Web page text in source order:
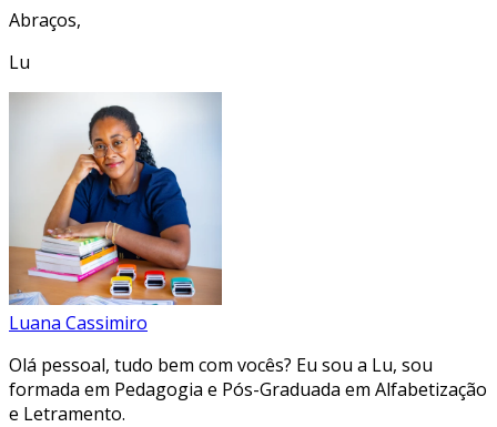
Abraços,
Lu
Luana Cassimiro
Olá pessoal, tudo bem com vocês? Eu sou a Lu, sou
formada em Pedagogia e Pós-Graduada em Alfabetização
e Letramento.